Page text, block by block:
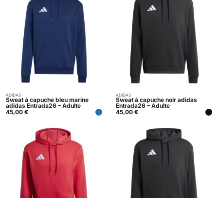
Acheter
ADIDAS
Sweat à capuche bleu marine
adidas Entrada26 – Adulte
45,00 €
Acheter
ADIDAS
Sweat à capuche noir adidas
Entrada26 – Adulte
45,00 €